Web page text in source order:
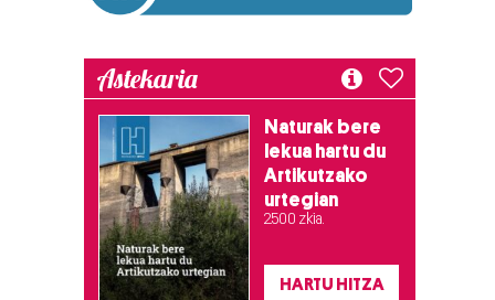
Astekaria
Naturak bere
lekua hartu du
Artikutzako
urtegian
2.500 zkia.
HARTU HITZA